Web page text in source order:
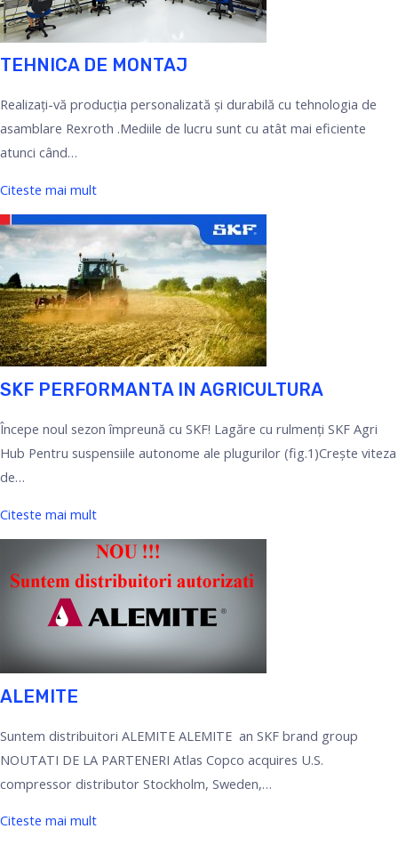
TEHNICA DE MONTAJ
Realizați-vă producția personalizată și durabilă cu tehnologia de
asamblare Rexroth .Mediile de lucru sunt cu atât mai eficiente
atunci când…
Citeste mai mult
SKF PERFORMANTA IN AGRICULTURA
Începe noul sezon împreună cu SKF! Lagăre cu rulmenți SKF Agri
Hub Pentru suspensiile autonome ale plugurilor (fig.1)Crește viteza
de…
Citeste mai mult
ALEMITE
Suntem distribuitori ALEMITE ALEMITE an SKF brand group
NOUTATI DE LA PARTENERI Atlas Copco acquires U.S.
compressor distributor Stockholm, Sweden,…
Citeste mai mult